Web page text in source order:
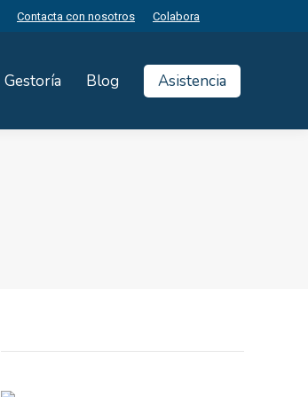
Contacta con nosotros Colabora
Gestoría Blog Asistencia